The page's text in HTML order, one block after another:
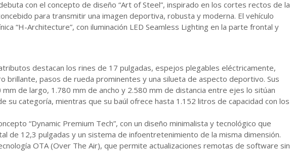
con el concepto de diseño “Art of Steel”, inspirado en los cortes rectos de la
para transmitir una imagen deportiva, robusta y moderna. El vehículo
“H-Architecture”, con iluminación LED Seamless Lighting en la parte frontal y
destacan los rines de 17 pulgadas, espejos plegables eléctricamente,
brillante, pasos de rueda prominentes y una silueta de aspecto deportivo. Sus
de largo, 1.780 mm de ancho y 2.580 mm de distancia entre ejes lo sitúan
su categoría, mientras que su baúl ofrece hasta 1.152 litros de capacidad con los
“Dynamic Premium Tech”, con un diseño minimalista y tecnológico que
de 12,3 pulgadas y un sistema de infoentretenimiento de la misma dimensión.
OTA (Over The Air), que permite actualizaciones remotas de software sin